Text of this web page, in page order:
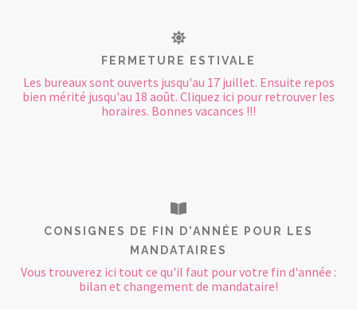
FERMETURE ESTIVALE
Les bureaux sont ouverts jusqu'au 17 juillet. Ensuite repos
bien mérité jusqu'au 18 août. Cliquez ici pour retrouver les
horaires. Bonnes vacances !!!
CONSIGNES DE FIN D'ANNÉE POUR LES
MANDATAIRES
Vous trouverez ici tout ce qu'il faut pour votre fin d'année :
bilan et changement de mandataire!